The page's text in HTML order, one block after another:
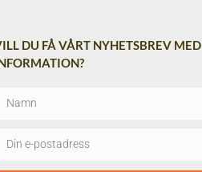
DU FÅ VÅRT NYHETSBREV MED